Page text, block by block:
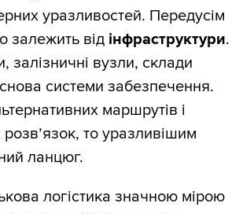
уразливостей. Передусім
залежить від інфраструктури.
залізничні вузли, склади
системи забезпечення.
маршрутів і
то уразливішим
ланцюг.
логістика значною мірою